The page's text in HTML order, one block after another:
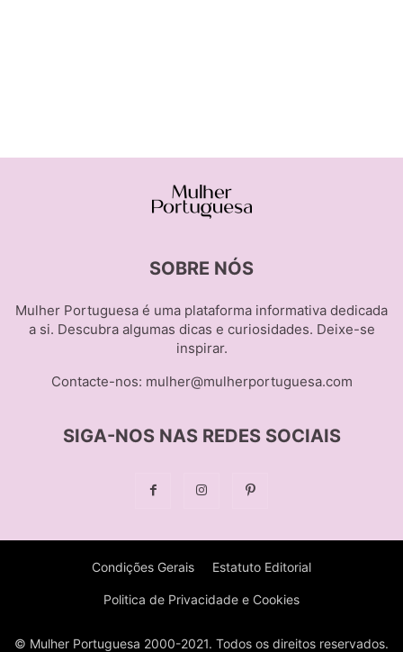
SOBRE NÓS
Mulher Portuguesa é uma plataforma informativa dedicada
a si. Descubra algumas dicas e curiosidades. Deixe-se
inspirar.
Contacte-nos: mulher@mulherportuguesa.com
SIGA-NOS NAS REDES SOCIAIS
Condições Gerais Estatuto Editorial
Politica de Privacidade e Cookies
© Mulher Portuguesa 2000-2021. Todos os direitos reservados.